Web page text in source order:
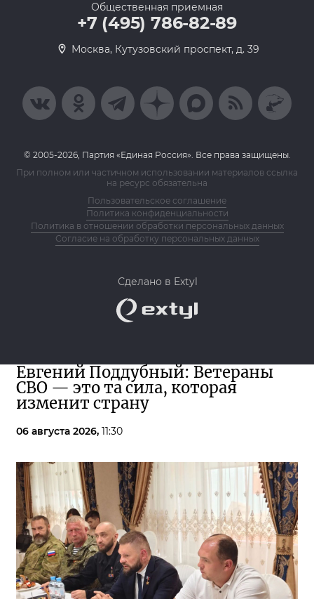
Общественная приемная
+7 (495) 786-82-89
Москва, Кутузовский проспект, д. 39
© 2005-2026, Партия «Единая Россия». Все права защищены.
При полном или частичном использовании материалов ссылка
на ресурс обязательна
Пользовательское соглашение
Политика конфиденциальности
Политика в отношении обработки персональных данных
Согласие на обработку персональных данных
Сделано в Extyl
Евгений Поддубный: Ветераны
СВО — это та сила, которая
изменит страну
06 августа 2026, 11:30